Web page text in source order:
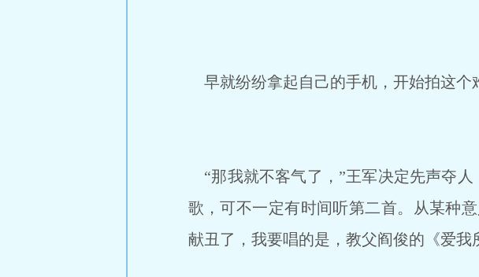
早就纷纷拿起自己的手机，开始拍这个
“那我就不客气了，”王军决定先声夺
歌，可不一定有时间听第二首。从某种
献丑了，我要唱的是，教父阎俊的《爱我